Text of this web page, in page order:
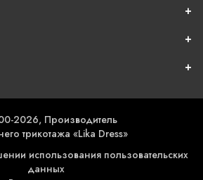
2026, Производитель
трикотажа «Lika Dress»
использования пользовательских
данных